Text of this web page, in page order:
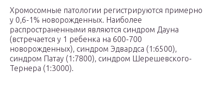
Хромосомные патологии регистрируются примерно
у 0,6-1% новорожденных. Наиболее
распространенными являются синдром Дауна
(встречается у 1 ребенка на 600-700
новорожденных), синдром Эдвардса (1:6500),
синдром Патау (1:7800), синдром Шерешевского-
Тернера (1:3000).